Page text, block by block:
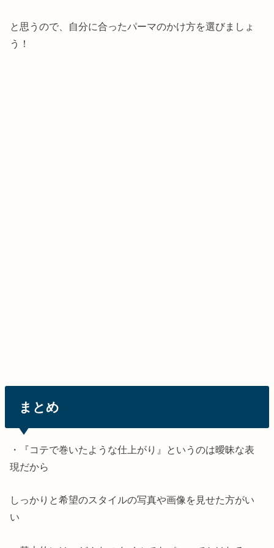
と思うので、自分に合ったパーマのかけ方を選びましょ
う！
まとめ
・『コテで巻いたような仕上がり』というのは曖昧な表
現だから
しっかりと希望のスタイルの写真や画像を見せた方がい
い